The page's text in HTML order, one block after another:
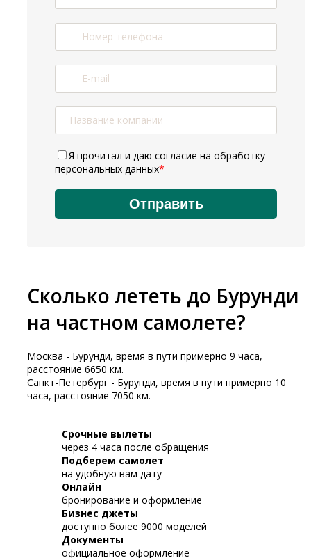
Я прочитал и даю согласие на обработку
персональных данных*
Сколько лететь до Бурунди
на частном самолете?
Москва - Бурунди, время в пути примерно 9 часа,
расстояние 6650 км.
Санкт-Петербург - Бурунди, время в пути примерно 10
часа, расстояние 7050 км.
Срочные вылеты
через 4 часа после обращения
Подберем самолет
на удобную вам дату
Онлайн
бронирование и оформление
Бизнес джеты
доступно более 9000 моделей
Документы
официальное оформление